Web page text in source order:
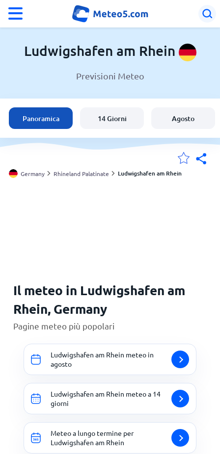
°C
Meteo a Ludwigshafen am Rhein
Germany
Italia
Svizzera
Ludwigshafen am Rhein
Previsioni Meteo
Panoramica 14 Giorni Agosto
Germany Rhineland Palatinate Ludwigshafen am Rhein
Il meteo in Ludwigshafen am
Rhein, Germany
Pagine meteo più popolari
Ludwigshafen am Rhein meteo in
agosto
Ludwigshafen am Rhein meteo a 14
giorni
Meteo a lungo termine per
Ludwigshafen am Rhein